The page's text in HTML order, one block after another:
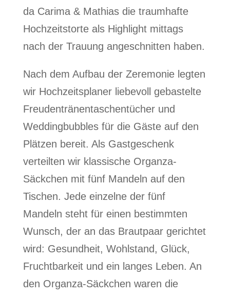
da Carima & Mathias die traumhafte
Hochzeitstorte als Highlight mittags
nach der Trauung angeschnitten haben.
Nach dem Aufbau der Zeremonie legten
wir Hochzeitsplaner liebevoll gebastelte
Freudentränentaschentücher und
Weddingbubbles für die Gäste auf den
Plätzen bereit. Als Gastgeschenk
verteilten wir klassische Organza-
Säckchen mit fünf Mandeln auf den
Tischen. Jede einzelne der fünf
Mandeln steht für einen bestimmten
Wunsch, der an das Brautpaar gerichtet
wird: Gesundheit, Wohlstand, Glück,
Fruchtbarkeit und ein langes Leben. An
den Organza-Säckchen waren die